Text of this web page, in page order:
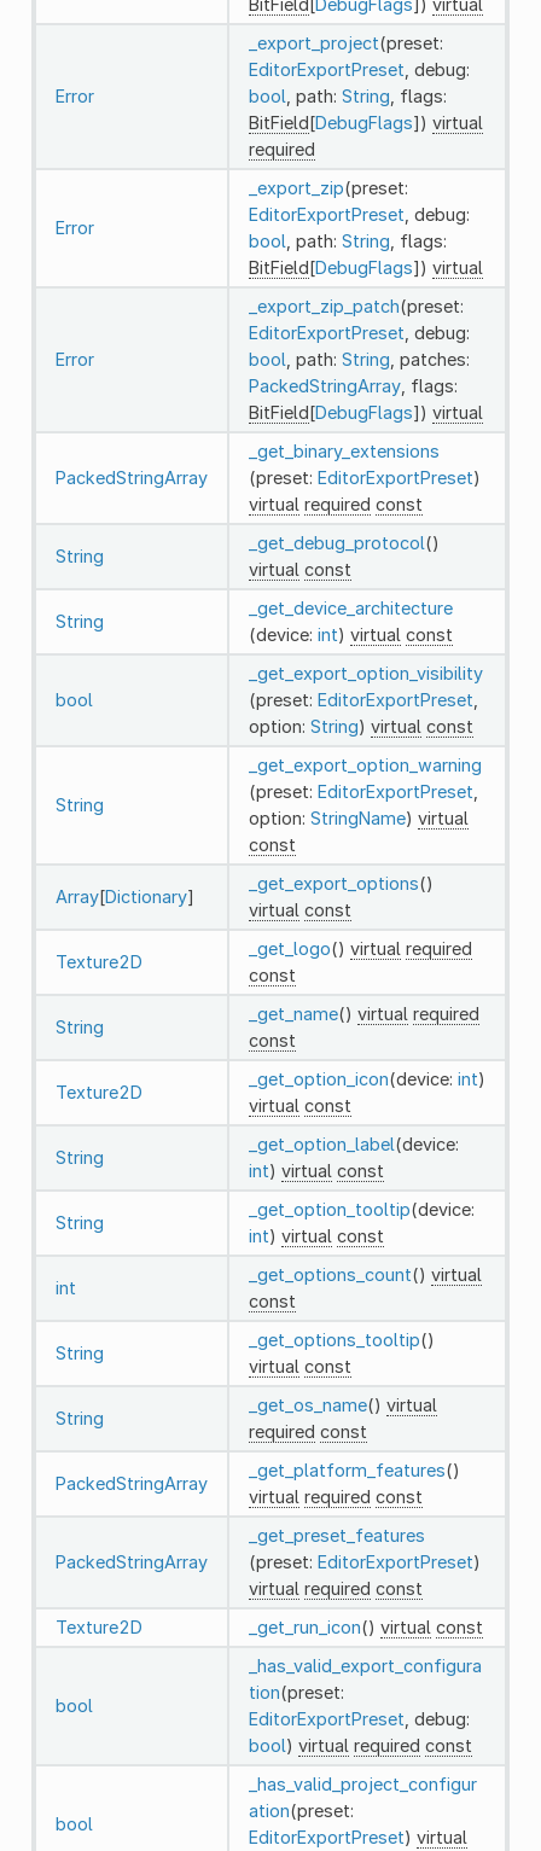
Error
_export_project(preset:
EditorExportPreset , debug:
bool , path: String , flags:
BitField[DebugFlags]) virtual
required
Error
_export_zip(preset:
EditorExportPreset , debug:
bool , path: String , flags:
BitField[DebugFlags]) virtual
Error
_export_zip_patch(preset:
EditorExportPreset , debug:
bool , path: String , patches:
PackedStringArray, flags:
BitField[DebugFlags]) virtual
PackedStringArray
_get_binary_extensions
(preset: EditorExportPreset)
virtual required const
String
_get_debug_protocol()
virtual const
String
_get_device_architecture
(device: int) virtual const
bool
_get_export_option_visibility
(preset: EditorExportPreset
option: String) virtual const
String
_get_export_option_warning
(preset: EditorExportPreset
option: StringName) virtual
const
Array[Dictionary]
_get_export_options()
virtual const
Texture2D
_get_logo() virtual required
const
String
_get_name() virtual required
const
Texture2D
_get_option_icon(device: int)
virtual const
String
_get_option_label(device:
int) virtual const
String
_get_option_tooltip(device:
int) virtual const
int
_get_options_count() virtual
const
String
_get_options_tooltip()
virtual const
String
_get_os_name() virtual
required const
PackedStringArray
_get_platform_features()
virtual required const
PackedStringArray
_get_preset_features
(preset: EditorExportPreset)
virtual required const
Texture2D
_get_run_icon() virtual const
bool
_has_valid_export_configura
tion(preset:
EditorExportPreset , debug:
bool) virtual required const
bool
_has_valid_project_configur
ation(preset:
EditorExportPreset) virtual